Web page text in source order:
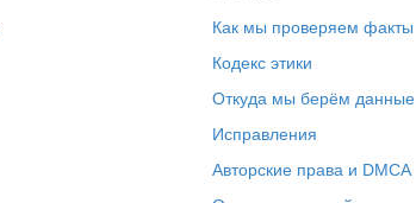
Как мы проверяем факты
Кодекс этики
Откуда мы берём данные
Исправления
Авторские права и DMCA